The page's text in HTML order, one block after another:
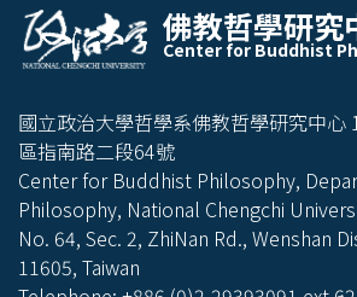
Center
for
Buddhis
t
Philoso
phy
佛教哲學研究
Center for Buddhist
國立政治大學哲學系佛教哲學研究中心
區指南路二段64號
Center for Buddhist Philosophy,
Philosophy, National Chengchi
No. 64, Sec. 2, ZhiNan Rd., Wenshan
11605, Taiwan